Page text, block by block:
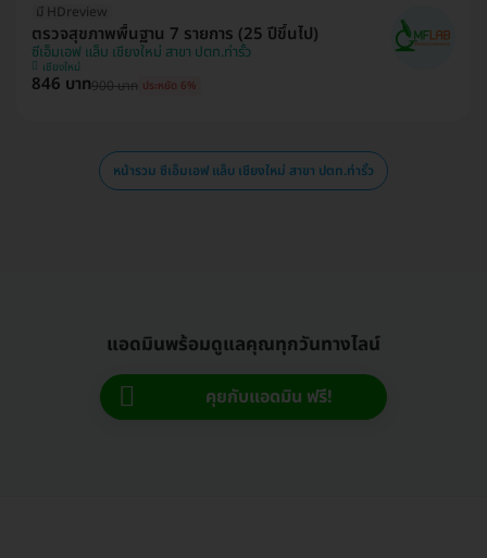
มี HDreview
ตรวจสุขภาพพื้นฐาน 7 รายการ (25 ปีขึ้นไป)
ซีเอ็มเอฟ แล็บ เชียงใหม่ สาขา ปตท.ท่ารั้ว
เชียงใหม่
846 บาท900 บาท ประหยัด 6%
หน้ารวม ซีเอ็มเอฟ แล็บ เชียงใหม่ สาขา ปตท.ท่ารั้ว
แอดมินพร้อมดูแลคุณทุกวันทางไลน์
คุยกับแอดมิน ฟรี!